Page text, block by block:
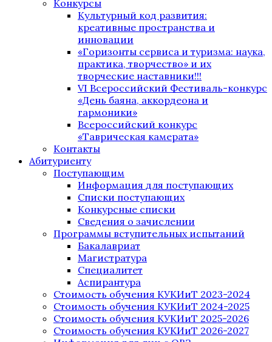
Конкурсы
Культурный код развития:
креативные пространства и
инновации
«Горизонты сервиса и туризма: наука,
практика, творчество» и их
творческие наставники!!!
VI Всероссийский Фестиваль-конкурс
«День баяна, аккордеона и
гармоники»
Всероссийский конкурс
«Таврическая камерата»
Контакты
Абитуриенту
Поступающим
Информация для поступающих
Списки поступающих
Конкурсные списки
Сведения о зачислении
Программы вступительных испытаний
Бакалавриат
Магистратура
Специалитет
Аспирантура
Стоимость обучения КУКИиТ 2023-2024
Стоимость обучения КУКИиТ 2024-2025
Стоимость обучения КУКИиТ 2025-2026
Стоимость обучения КУКИиТ 2026-2027